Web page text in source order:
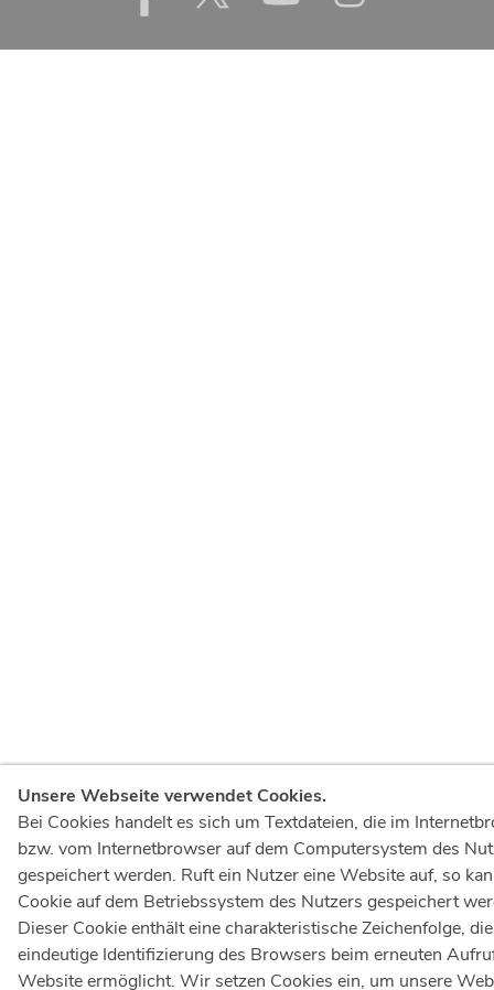
Unsere Webseite verwendet Cookies.
Bei Cookies handelt es sich um Textdateien, die im
bzw. vom Internetbrowser auf dem Computersystem des
gespeichert werden. Ruft ein Nutzer eine Website auf, so
Cookie auf dem Betriebssystem des Nutzers gespeichert
Dieser Cookie enthält eine charakteristische Zeichenfolge,
eindeutige Identifizierung des Browsers beim erneuten
Website ermöglicht. Wir setzen Cookies ein, um unsere